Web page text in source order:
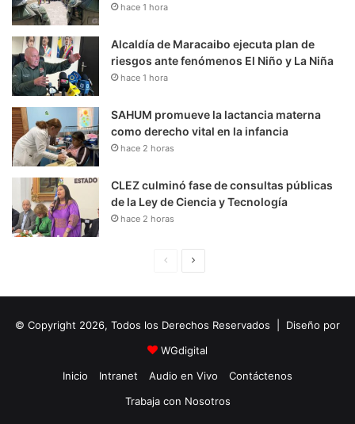
hace 1 hora
Alcaldía de Maracaibo ejecuta plan de
riesgos ante fenómenos El Niño y La Niña
hace 1 hora
SAHUM promueve la lactancia materna
como derecho vital en la infancia
hace 2 horas
CLEZ culminó fase de consultas públicas
de la Ley de Ciencia y Tecnología
hace 2 horas
i
n
a
u
i
e
© Copyright 2026, Todos los Derechos Reservados | Diseño por
WGdigital
Inicio
Intranet Audio en Vivo
Contáctenos
Trabaja con Nosotros